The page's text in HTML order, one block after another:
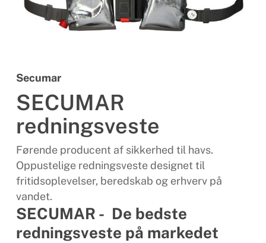
Secumar
SECUMAR
redningsveste
Førende producent af sikkerhed til havs.
Oppustelige redningsveste designet til
fritidsoplevelser, beredskab og erhverv på
vandet.
SECUMAR - De bedste
redningsveste på markedet